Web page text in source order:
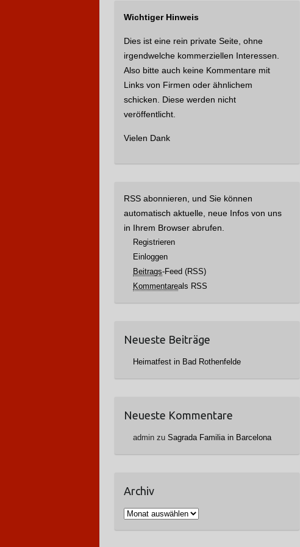
e
Wichtiger Hinweis
Dies ist eine rein private Seite, ohne
irgendwelche kommerziellen Interessen.
Also bitte auch keine Kommentare mit
Links von Firmen oder ähnlichem
schicken. Diese werden nicht
veröffentlicht.
Vielen Dank
RSS abonnieren, und Sie können
automatisch aktuelle, neue Infos von uns
in Ihrem Browser abrufen.
Registrieren
Einloggen
Beitrags-Feed (RSS)
Kommentareals RSS
Neueste Beiträge
Heimatfest in Bad Rothenfelde
Neueste Kommentare
admin zuSagrada Familia in Barcelona
Archiv
A